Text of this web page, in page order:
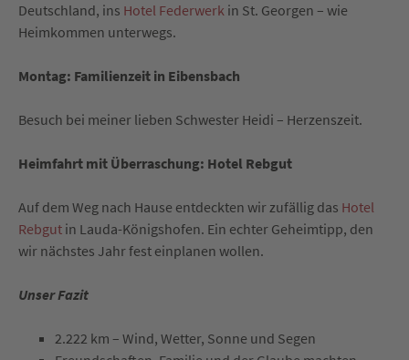
Deutschland, ins Hotel Federwerk in St. Georgen – wie
Heimkommen unterwegs.
Montag: Familienzeit in Eibensbach
Besuch bei meiner lieben Schwester Heidi – Herzenszeit.
Heimfahrt mit Überraschung: Hotel Rebgut
Auf dem Weg nach Hause entdeckten wir zufällig das Hotel
Rebgut in Lauda-Königshofen. Ein echter Geheimtipp, den
wir nächstes Jahr fest einplanen wollen.
Unser Fazit
2.222 km – Wind, Wetter, Sonne und Segen